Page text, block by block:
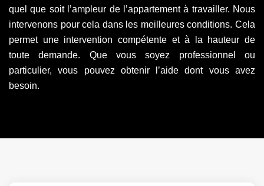
quel que soit l’ampleur de l’appartement à travailler. Nous
intervenons pour cela dans les meilleures conditions. Cela
permet une intervention compétente et à la hauteur de
toute demande. Que vous soyez professionnel ou
particulier, vous pouvez obtenir l’aide dont vous avez
besoin.